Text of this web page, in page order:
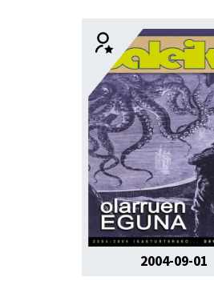
2004-09-01